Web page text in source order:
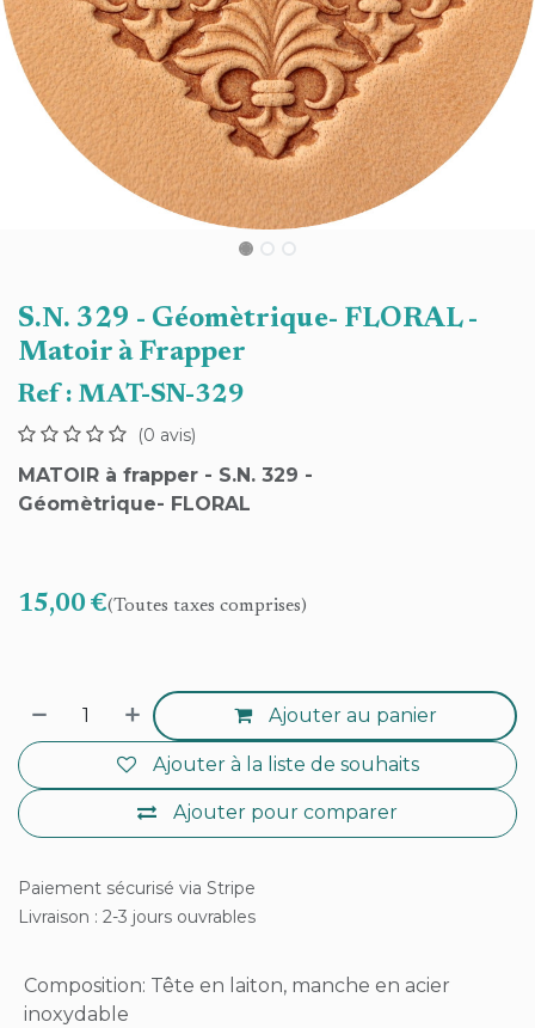
S.N. 329 - Géomètrique- FLORAL -
Matoir à Frapper
Ref : MAT-SN-329
(0 avis)
MATOIR à frapper - S.N. 329 -
Géomètrique- FLORAL
15,00 €(Toutes taxes comprises)
Ajouter au panier
Ajouter pour comparer
Ajouter à la liste de souhaits
Paiement sécurisé via Stripe
Livraison : 2-3 jours ouvrables
Composition: Tête en laiton, manche en acier
inoxydable